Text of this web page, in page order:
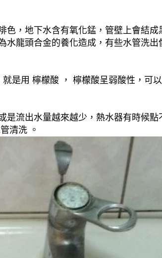
，地下水含有氧化錳，管壁上會結
龍頭合金的養化造成，有些水管洗
是用 檸檬酸 ， 檸檬酸呈弱酸性，可
流出水量越來越少，熱水器有時候
清洗 。